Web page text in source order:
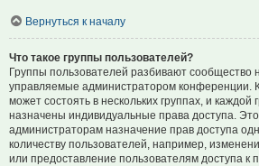
Вернуться к началу
Что такое группы пользователей?
Группы пользователей разбивают сообщество
управляемые администратором конференции.
может состоять в нескольких группах, и каждой
назначены индивидуальные права доступа. Это
администраторам назначение прав доступа
количеству пользователей, например,
или предоставление пользователям доступа к